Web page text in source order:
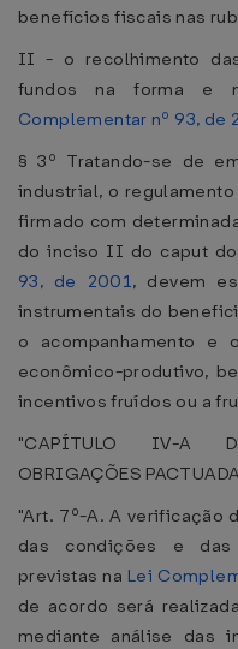
benefícios fiscais nas
II - o recolhimento
fundos na forma e
Complementar nº 93, de
§ 3º Tratando-se de
industrial, o
firmado com
do inciso II do caput do
93, de 2001, devem
instrumentais do
o acompanhamento e
econômico-produtivo,
incentivos fruídos ou a
"CAPÍTULO IV-A
OBRIGAÇÕES
"Art. 7º-A. A verificação
das condições e das
previstas na Lei
de acordo será
mediante análise das